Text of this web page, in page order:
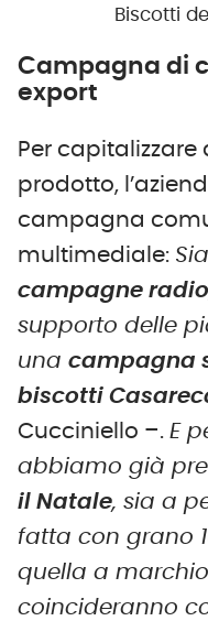
Biscotti
Campagna di
export
Per
prodotto,
campagna
multimediale:
campagne
supporto delle
una campagna
biscotti
Cucciniello –. E
abbiamo già
il Natale, sia a
fatta con grano
quella a
coincideranno